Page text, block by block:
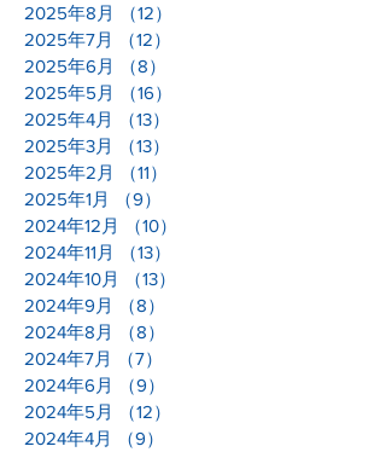
2025年8月
（12）
2025年7月
（12）
2025年6月
（8）
2025年5月
（16）
2025年4月
（13）
2025年3月
（13）
2025年2月
（11）
2025年1月
（9）
2024年12月
（10）
2024年11月
（13）
2024年10月
（13）
2024年9月
（8）
2024年8月
（8）
2024年7月
（7）
2024年6月
（9）
2024年5月
（12）
2024年4月
（9）